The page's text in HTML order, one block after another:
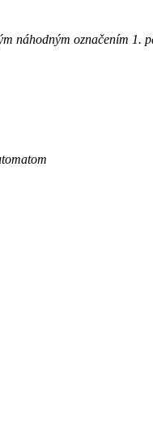
náhodným označením 1.